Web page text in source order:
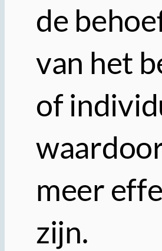
de
van het
of
meer
zijn.